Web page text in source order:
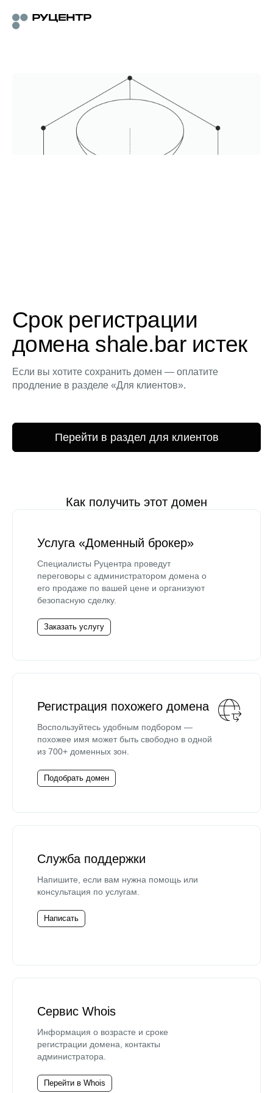
Срок регистрации
домена shale.bar истек
Если вы хотите сохранить домен — оплатите
продление в разделе «Для клиентов».
Перейти в раздел для клиентов
Как получить этот домен
Услуга «Доменный брокер»
Специалисты Руцентра проведут
переговоры с администратором домена о
его продаже по вашей цене и организуют
безопасную сделку.
Заказать услугу
Регистрация похожего домена
Воспользуйтесь удобным подбором —
похожее имя может быть свободно в одной
из 700+ доменных зон.
Подобрать домен
Служба поддержки
Напишите, если вам нужна помощь или
консультация по услугам.
Написать
Сервис Whois
Информация о возрасте и сроке
регистрации домена, контакты
администратора.
Перейти в Whois